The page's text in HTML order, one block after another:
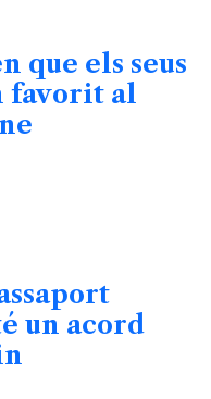
que els seus
favorit al
un acord